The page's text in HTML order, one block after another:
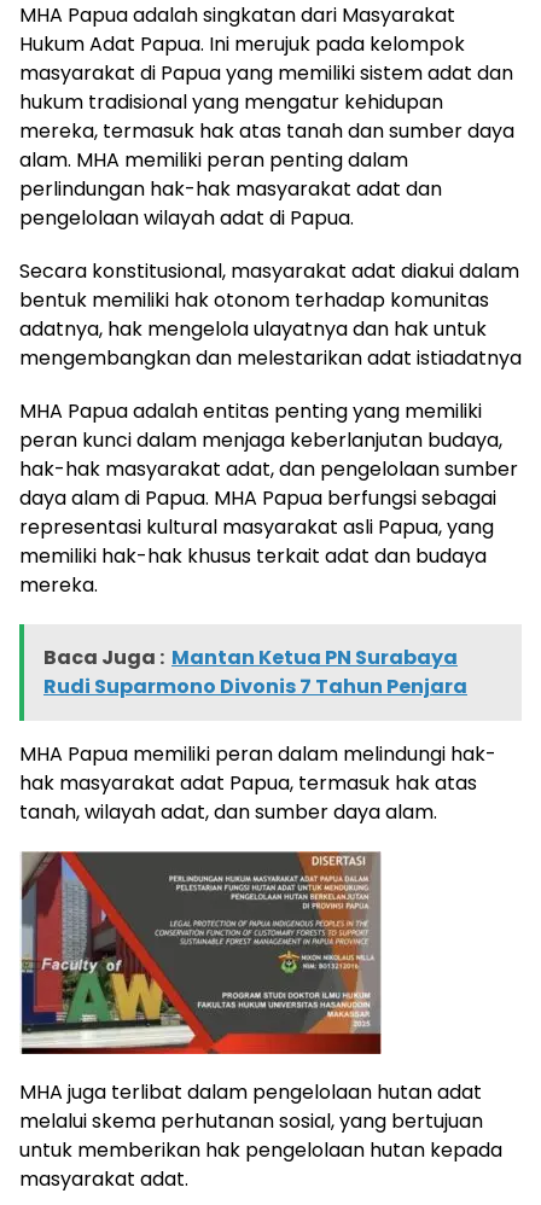
MHA Papua adalah singkatan dari Masyarakat
Hukum Adat Papua. Ini merujuk pada kelompok
masyarakat di Papua yang memiliki sistem adat dan
hukum tradisional yang mengatur kehidupan
mereka, termasuk hak atas tanah dan sumber daya
alam. MHA memiliki peran penting dalam
perlindungan hak-hak masyarakat adat dan
pengelolaan wilayah adat di Papua.
Secara konstitusional, masyarakat adat diakui dalam
bentuk memiliki hak otonom terhadap komunitas
adatnya, hak mengelola ulayatnya dan hak untuk
mengembangkan dan melestarikan adat istiadatnya
MHA Papua adalah entitas penting yang memiliki
peran kunci dalam menjaga keberlanjutan budaya,
hak-hak masyarakat adat, dan pengelolaan sumber
daya alam di Papua. MHA Papua berfungsi sebagai
representasi kultural masyarakat asli Papua, yang
memiliki hak-hak khusus terkait adat dan budaya
mereka.
Baca Juga : Mantan Ketua PN Surabaya
Rudi Suparmono Divonis 7 Tahun Penjara
MHA Papua memiliki peran dalam melindungi hak-
hak masyarakat adat Papua, termasuk hak atas
tanah, wilayah adat, dan sumber daya alam.
MHA juga terlibat dalam pengelolaan hutan adat
melalui skema perhutanan sosial, yang bertujuan
untuk memberikan hak pengelolaan hutan kepada
masyarakat adat.